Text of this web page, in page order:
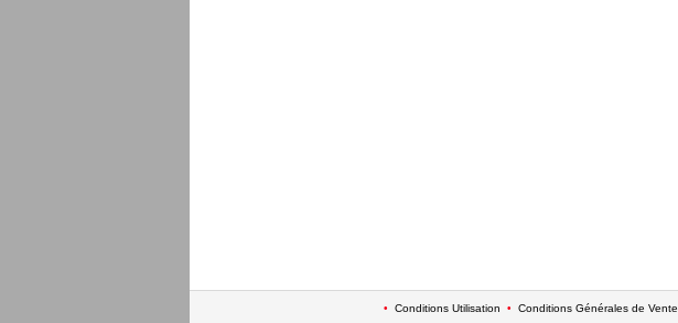
• Conditions Utilisation • Conditions Générales de Vente